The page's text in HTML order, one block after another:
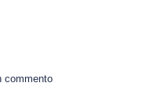
commento